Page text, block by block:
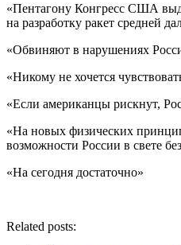
«Пентагону Конгресс США
на разработку ракет средней
«Обвиняют в нарушениях
«Никому не хочется
«Если американцы рискнут,
«На новых физических
возможности России в свете
«На сегодня достаточно»
Related posts: